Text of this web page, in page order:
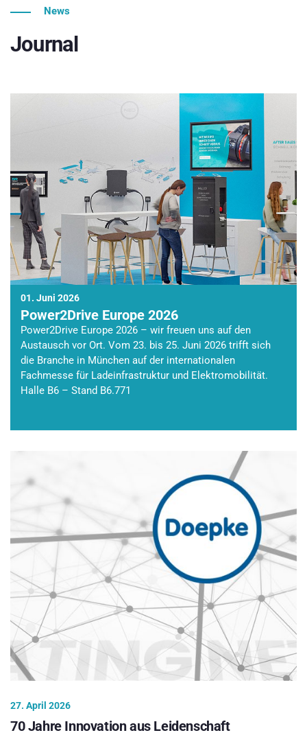
News
Journal
01. Juni 2026
Power2Drive Europe 2026
Power2Drive Europe 2026 – wir freuen uns auf den
Austausch vor Ort. Vom 23. bis 25. Juni 2026 trifft sich
die Branche in München auf der internationalen
Fachmesse für Ladeinfrastruktur und Elektromobilität.
Halle B6 – Stand B6.771
27. April 2026
70 Jahre Innovation aus Leidenschaft